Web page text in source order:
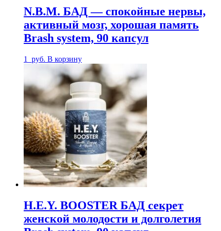
N.B.M. БАД — спокойные нервы,
активный мозг, хорошая память
Brash system, 90 капсул
1 руб. В корзину
H.E.Y. BOOSTER БАД секрет
женской молодости и долголетия